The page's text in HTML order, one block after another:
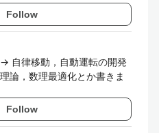
Follow
自律移動，自動運転の開発
論，数理最適化とか書きま
Follow